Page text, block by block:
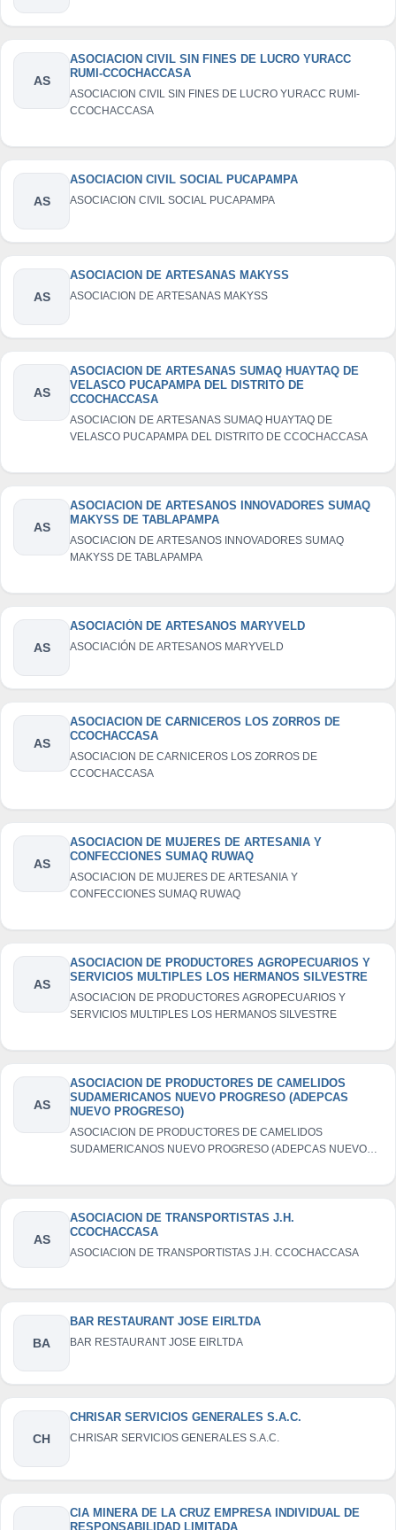
AS
ASOCIACION CIVIL SIN FINES DE LUCRO YURACC
RUMI-CCOCHACCASA
ASOCIACION CIVIL SIN FINES DE LUCRO YURACC RUMI-
CCOCHACCASA
AS
ASOCIACION CIVIL SOCIAL PUCAPAMPA
ASOCIACION CIVIL SOCIAL PUCAPAMPA
AS
ASOCIACION DE ARTESANAS MAKYSS
ASOCIACION DE ARTESANAS MAKYSS
AS
ASOCIACION DE ARTESANAS SUMAQ HUAYTAQ DE
VELASCO PUCAPAMPA DEL DISTRITO DE
CCOCHACCASA
ASOCIACION DE ARTESANAS SUMAQ HUAYTAQ DE
VELASCO PUCAPAMPA DEL DISTRITO DE CCOCHACCASA
AS
ASOCIACION DE ARTESANOS INNOVADORES SUMAQ
MAKYSS DE TABLAPAMPA
ASOCIACION DE ARTESANOS INNOVADORES SUMAQ
MAKYSS DE TABLAPAMPA
AS
ASOCIACIÓN DE ARTESANOS MARYVELD
ASOCIACIÓN DE ARTESANOS MARYVELD
AS
ASOCIACION DE CARNICEROS LOS ZORROS DE
CCOCHACCASA
ASOCIACION DE CARNICEROS LOS ZORROS DE
CCOCHACCASA
AS
ASOCIACION DE MUJERES DE ARTESANIA Y
CONFECCIONES SUMAQ RUWAQ
ASOCIACION DE MUJERES DE ARTESANIA Y
CONFECCIONES SUMAQ RUWAQ
AS
ASOCIACION DE PRODUCTORES AGROPECUARIOS Y
SERVICIOS MULTIPLES LOS HERMANOS SILVESTRE
ASOCIACION DE PRODUCTORES AGROPECUARIOS Y
SERVICIOS MULTIPLES LOS HERMANOS SILVESTRE
AS
ASOCIACION DE PRODUCTORES DE CAMELIDOS
SUDAMERICANOS NUEVO PROGRESO (ADEPCAS
NUEVO PROGRESO)
ASOCIACION DE PRODUCTORES DE CAMELIDOS
SUDAMERICANOS NUEVO PROGRESO (ADEPCAS NUEVO
AS
ASOCIACION DE TRANSPORTISTAS J.H.
CCOCHACCASA
ASOCIACION DE TRANSPORTISTAS J.H. CCOCHACCASA
BA
BAR RESTAURANT JOSE EIRLTDA
BAR RESTAURANT JOSE EIRLTDA
CH
CHRISAR SERVICIOS GENERALES S.A.C.
CHRISAR SERVICIOS GENERALES S.A.C.
CIA MINERA DE LA CRUZ EMPRESA INDIVIDUAL DE
RESPONSABILIDAD LIMITADA